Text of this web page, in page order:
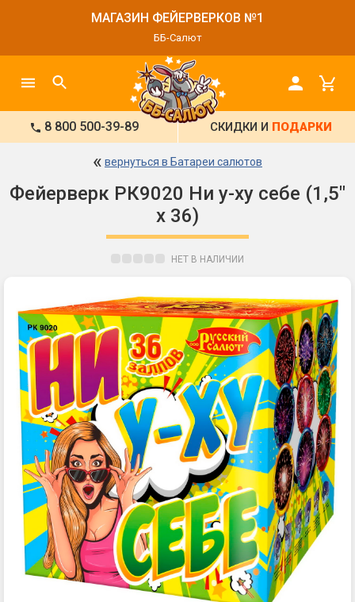
МАГАЗИН ФЕЙЕРВЕРКОВ №1
ББ-Салют
8 800 500-39-89 СКИДКИ И ПОДАРКИ
« вернуться в Батареи салютов
Фейерверк РК9020 Ни у-ху себе (1,5"
х 36)
НЕТ В НАЛИЧИИ